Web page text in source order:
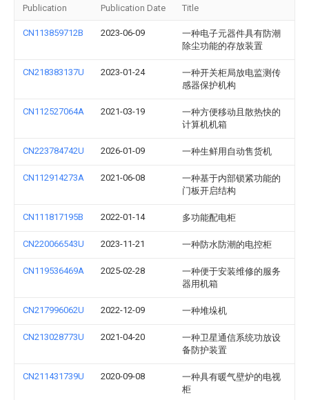
Publication Publication Date Title
CN113859712B 2023-06-09
一种电子元器件具有防潮
除尘功能的存放装置
CN218383137U 2023-01-24
一种开关柜局放电监测传
感器保护机构
CN112527064A 2021-03-19
一种方便移动且散热快的
计算机机箱
CN223784742U 2026-01-09 一种生鲜用自动售货机
CN112914273A 2021-06-08
一种基于内部锁紧功能的
门板开启结构
CN111817195B 2022-01-14 多功能配电柜
CN220066543U 2023-11-21 一种防水防潮的电控柜
CN119536469A 2025-02-28
一种便于安装维修的服务
器用机箱
CN217996062U 2022-12-09 一种堆垛机
CN213028773U 2021-04-20
一种卫星通信系统功放设
备防护装置
CN211431739U 2020-09-08
一种具有暖气壁炉的电视
柜